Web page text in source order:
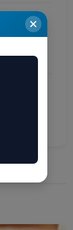
Nội tổ
toàn...